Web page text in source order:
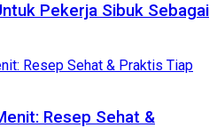
Pekerja Sibuk Sebagai
Resep Sehat &